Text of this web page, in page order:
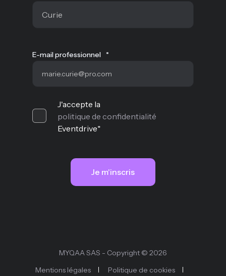
E-mail professionnel *
J'accepte la
politique de confidentialité
Eventdrive*
MYQAA SAS - Copyright © 2026
Mentions légales
Politique de cookies